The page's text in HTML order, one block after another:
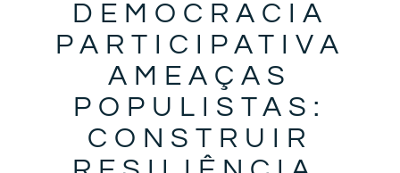
DEMOCRACIA
PARTICIPATIVA
AMEAÇAS
POPULISTAS:
CONSTRUIR